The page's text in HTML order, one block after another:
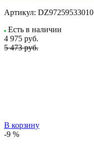
Артикул: DZ97259533010
Есть в наличии
4 975 руб.
5 473 руб.
В корзину
-9 %